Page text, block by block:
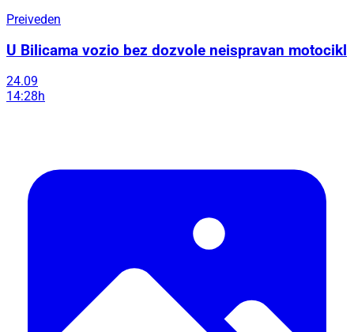
Preiveden
U Bilicama vozio bez dozvole neispravan motocikl
24.09
14:28h